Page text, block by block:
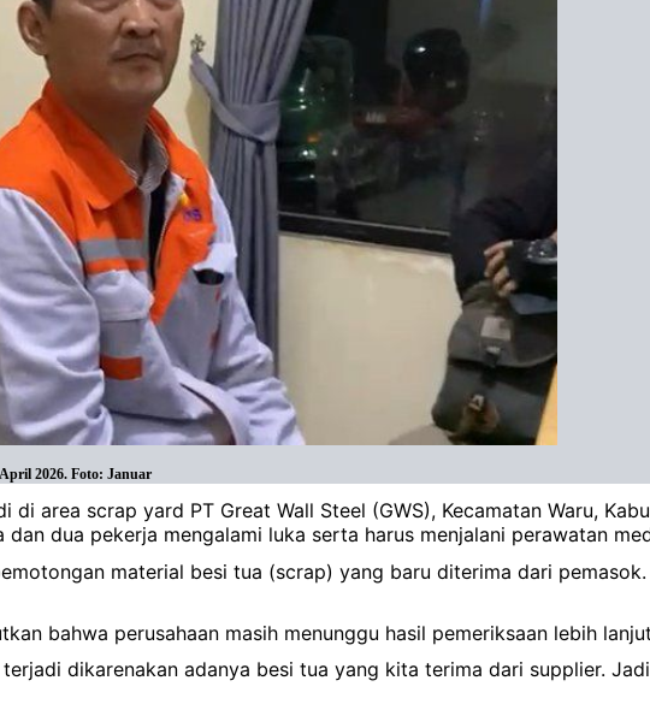
2026. Foto: Januar
di area scrap yard PT Great Wall Steel (GWS), Kecamatan Waru,
dua pekerja mengalami luka serta harus menjalani perawatan
material besi tua (scrap) yang baru diterima dari
bahwa perusahaan masih menunggu hasil pemeriksaan lebih
dikarenakan adanya besi tua yang kita terima dari supplier.